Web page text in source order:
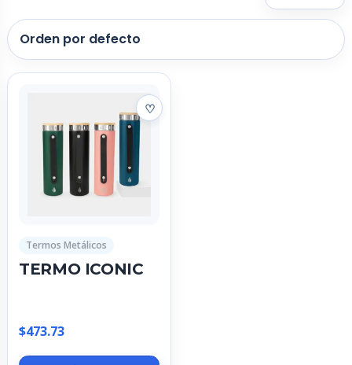
Termos Metálicos
TERMO ICONIC
$473.73
Este